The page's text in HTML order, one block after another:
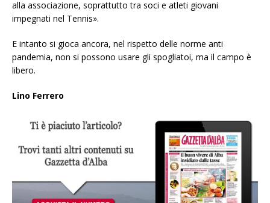
alla associazione, soprattutto tra soci e atleti giovani
impegnati nel Tennis».
E intanto si gioca ancora, nel rispetto delle norme anti
pandemia, non si possono usare gli spogliatoi, ma il campo è
libero.
Lino Ferrero